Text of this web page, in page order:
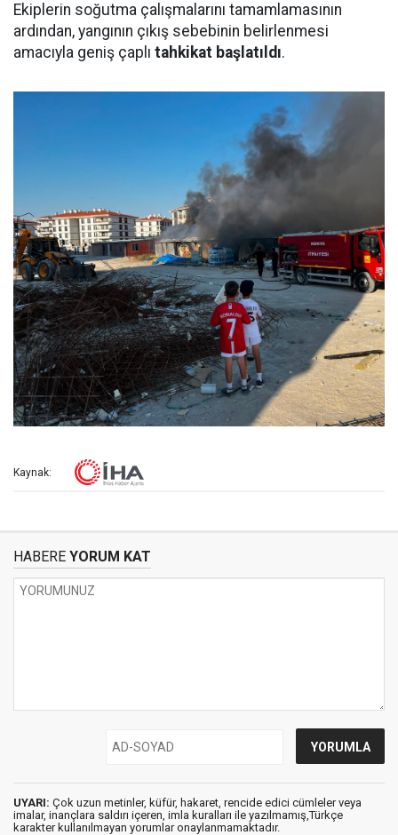
Ekiplerin soğutma çalışmalarını tamamlamasının
ardından, yangının çıkış sebebinin belirlenmesi
amacıyla geniş çaplı tahkikat başlatıldı.
Kaynak:
HABERE YORUM KAT
UYARI: Çok uzun metinler, küfür, hakaret, rencide edici cümleler veya
imalar, inançlara saldırı içeren, imla kuralları ile yazılmamış,Türkçe
karakter kullanılmayan yorumlar onaylanmamaktadır.